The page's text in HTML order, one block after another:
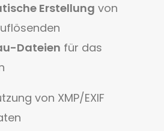
Erstellung von
Dateien für das
von XMP/EXIF